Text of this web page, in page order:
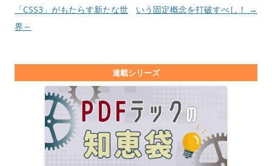
「CSS3」がもたらす新たな世
界～
いう固定概念を打破すべし！
→
連載シリーズ